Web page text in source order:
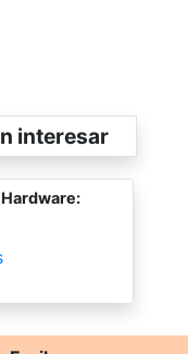
interesar